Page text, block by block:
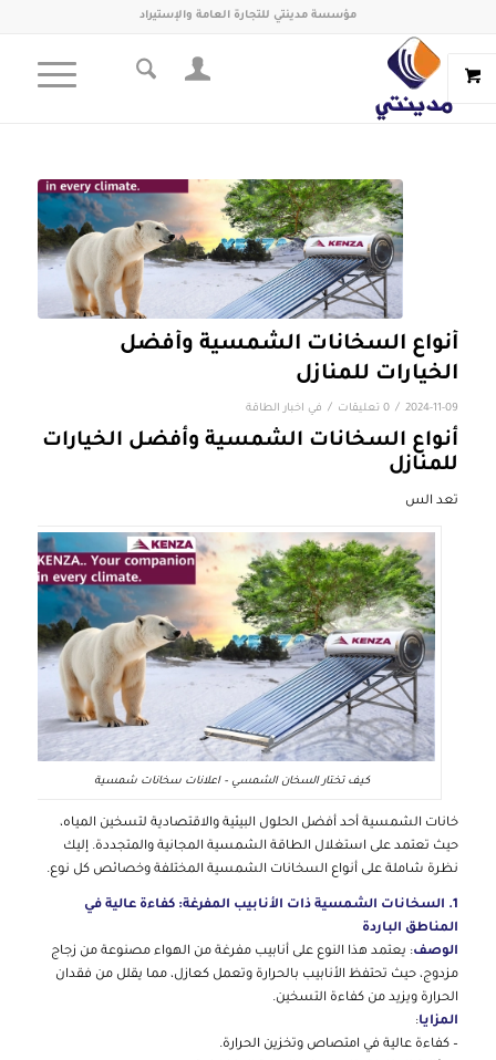
مؤسسة مدينتي للتجارة العامة والإستيراد
أنواع السخانات الشمسية وأفضل
الخيارات للمنازل
2024-11-09
/ 0 تعليقات / في اخبار الطاقة
أنواع السخانات الشمسية وأفضل الخيارات
للمنازل
تعد الس
كيف تختار السخان الشمسي – اعلانات سخانات شمسية
خانات الشمسية أحد أفضل الحلول البيئية والاقتصادية لتسخين المياه،
حيث تعتمد على استغلال الطاقة الشمسية المجانية والمتجددة. إليك
نظرة شاملة على أنواع السخانات الشمسية المختلفة وخصائص كل نوع.
1. السخانات الشمسية ذات الأنابيب المفرغة: كفاءة عالية في
المناطق الباردة
الوصف: يعتمد هذا النوع على أنابيب مفرغة من الهواء مصنوعة من زجاج
مزدوج، حيث تحتفظ الأنابيب بالحرارة وتعمل كعازل، مما يقلل من فقدان
الحرارة ويزيد من كفاءة التسخين.
المزايا:
– كفاءة عالية في امتصاص وتخزين الحرارة.